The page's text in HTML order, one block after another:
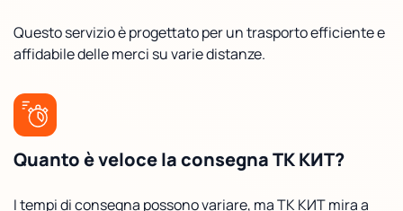
Questo servizio è progettato per un trasporto efficiente e
affidabile delle merci su varie distanze.
Quanto è veloce la consegna ТК КИТ?
I tempi di consegna possono variare, ma ТК КИТ mira a